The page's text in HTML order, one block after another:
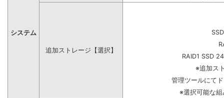
システム
追加ストレージ【選択】
RAID1 SSD
※追加ス
管理ツールにて
※選択可能な